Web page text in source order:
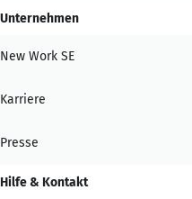
Unternehmen
New Work SE
Karriere
Presse
Hilfe & Kontakt